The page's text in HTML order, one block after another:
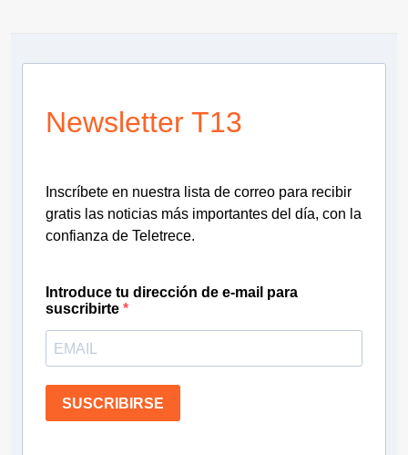
Newsletter T13
Inscríbete en nuestra lista de correo para recibir
gratis las noticias más importantes del día, con la
confianza de Teletrece.
Introduce tu dirección de e-mail para
suscribirte
SUSCRIBIRSE